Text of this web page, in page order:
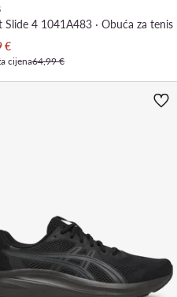
Slide 4 1041A483 · Obuća za tenis
cijena
€
cijena64,99 €